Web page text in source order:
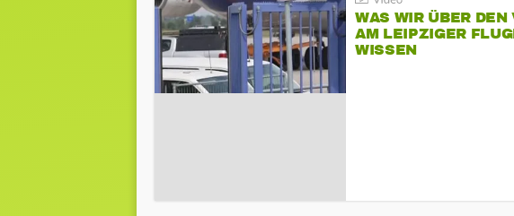
WAS WIR ÜBER DEN
AM LEIPZIGER
WISSEN